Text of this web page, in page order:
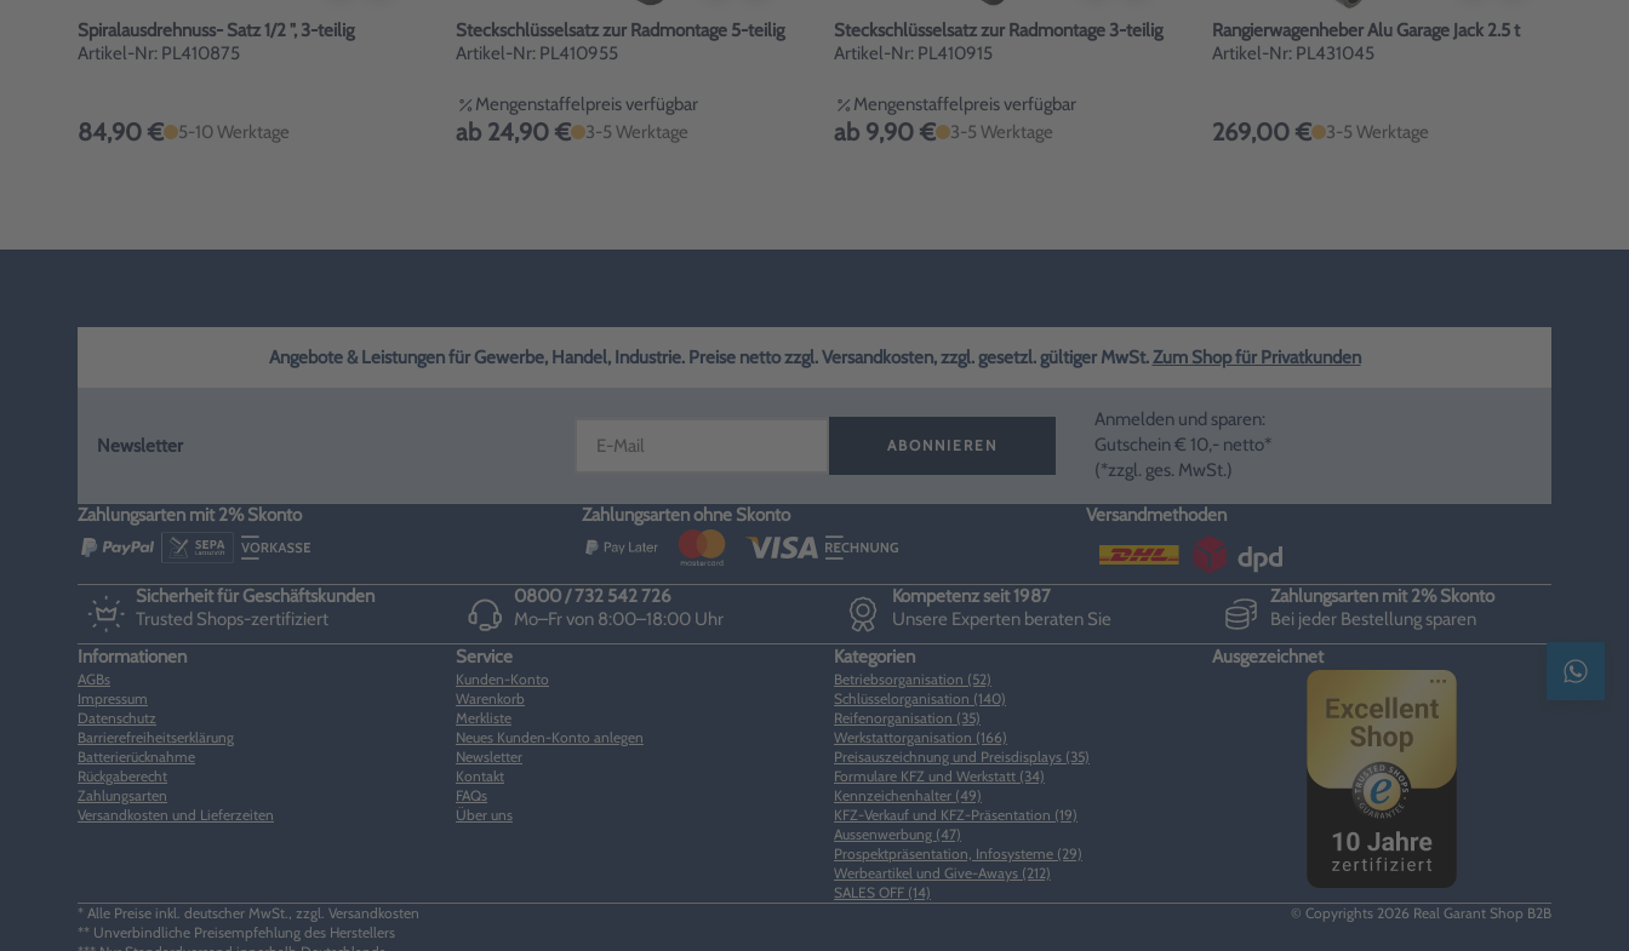
Spiralausdrehnuss- Satz 1/2 ", 3-teilig
Artikel-Nr: PL410875
84,90 € 5-10 Werktage
Steckschlüsselsatz zur Radmontage 5-teilig
Artikel-Nr: PL410955
Mengenstaffelpreis verfügbar
ab 24,90 € 3-5 Werktage
Steckschlüsselsatz zur Radmontage 3-teilig
Artikel-Nr: PL410915
Mengenstaffelpreis verfügbar
ab 9,90 € 3-5 Werktage
Rangierwagenheber Alu Garage Jack 2.5 t
Artikel-Nr: PL431045
269,00 € 3-5 Werktage
Angebote & Leistungen für Gewerbe, Handel, Industrie. Preise netto zzgl. Versandkosten, zzgl. gesetzl. gültiger MwSt.Zum Shop für Privatkunden
Newsletter ABONNIEREN
Anmelden und sparen:
Gutschein € 10,- netto*
(*zzgl. ges. MwSt.)
Zahlungsarten mit 2% Skonto Zahlungsarten ohne Skonto Versandmethoden
Sicherheit für Geschäftskunden
Trusted Shops-zertifiziert
0800 / 732 542 726
Mo–Fr von 8:00–18:00 Uhr
Kompetenz seit 1987
Unsere Experten beraten Sie
Zahlungsarten mit 2% Skonto
Bei jeder Bestellung sparen
Informationen
AGBs
Impressum
Datenschutz
Barrierefreiheitserklärung
Batterierücknahme
Rückgaberecht
Zahlungsarten
Versandkosten und Lieferzeiten
Service
Kunden-Konto
Warenkorb
Merkliste
Neues Kunden-Konto anlegen
Newsletter
Kontakt
FAQs
Über uns
Kategorien
Betriebsorganisation (52)
Schlüsselorganisation (140)
Reifenorganisation (35)
Werkstattorganisation (166)
Preisauszeichnung und Preisdisplays (35)
Formulare KFZ und Werkstatt (34)
Kennzeichenhalter (49)
KFZ-Verkauf und KFZ-Präsentation (19)
Aussenwerbung (47)
Prospektpräsentation, Infosysteme (29)
Werbeartikel und Give-Aways (212)
SALES OFF (14)
Ausgezeichnet
* Alle Preise inkl. deutscher MwSt., zzgl. Versandkosten
** Unverbindliche Preisempfehlung des Herstellers
© Copyrights 2026 Real Garant Shop B2B